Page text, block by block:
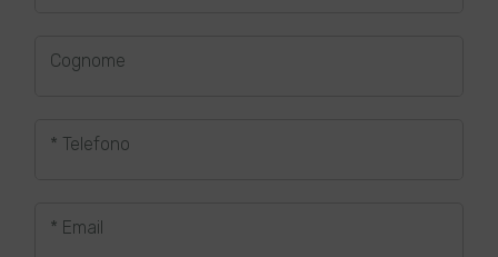
Cognome
* Telefono
* Email